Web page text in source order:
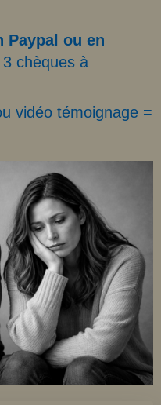
Paypal ou en
chèques à
vidéo témoignage =